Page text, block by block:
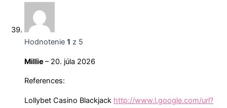
Hodnotenie 1 z 5
Millie – 20. júla 2026
References:
Lollybet Casino Blackjack http://www.l.google.com/url?